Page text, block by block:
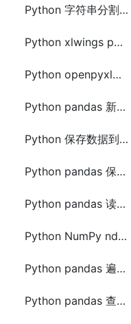
Python 字符串分割(split)指定多个分隔符的方法
Python xlwings pandas获取Excel中某列的数据的最大值和最小值
Python openpyxl和xlwings读取操作Excel的区别及使用示例
Python pandas 新建sheet保存到Excel文件的方法及示例代码
Python 保存数据到Excel文件的方法(pandas、xlwt、openpyxl、xlsxwriter)
Python pandas 保存Excel自动调整列宽的方法及示例代码
Python pandas 读取和保存DataFrame到Excel中多个sheet的方法及示例代码
Python NumPy ndarray 顺时针排序的方法及示例代码
Python pandas 遍历DataFrame中的行数据的方法及示例代码
Python pandas 查询过滤某列的值的方法及示例代码